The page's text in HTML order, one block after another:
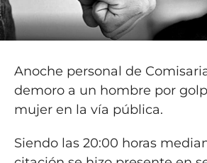
Anoche personal de
demoro a un hombre por
mujer en la vía pública.
Siendo las 20:00 horas